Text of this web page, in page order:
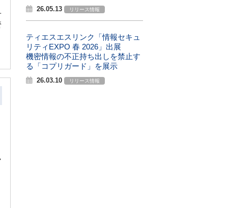
26.05.13 リリース情報
ティエスエスリンク「情報セキュ
リティEXPO 春 2026」出展
機密情報の不正持ち出しを禁止す
る「コプリガード」を展示
26.03.10 リリース情報